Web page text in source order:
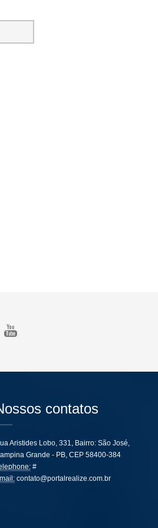
contatos
Aristides Lobo, 331, Bairro: São José,
Grande - PB, CEP 58400-384
#
contato@portalrealize.com.br